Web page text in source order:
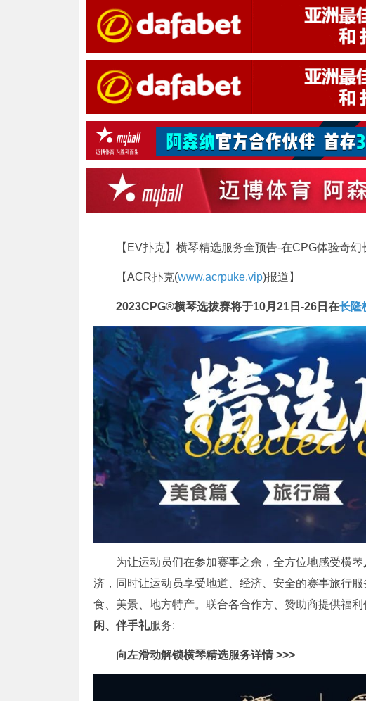
【EV扑克】横琴精选服务全预告-在CPG体验奇幻
【ACR扑克(www.acrpuke.vip)报道】
2023CPG®️横琴选拔赛将于10月21日-26日在长隆
为让运动员们在参加赛事之余，全方位地感受横琴
济，同时让运动员享受地道、经济、安全的赛事旅行
食、美景、地方特产。联合各合作方、赞助商提供福
闲、伴手礼服务:
向左滑动解锁横琴精选服务详情 >>>